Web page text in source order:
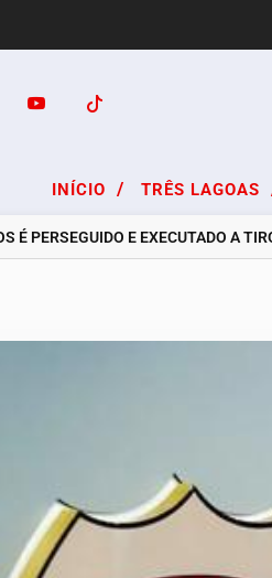
INÍCIO / TRÊS LAGOAS
E EXECUTADO A